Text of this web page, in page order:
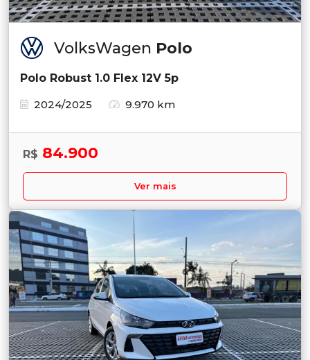
VolksWagen Polo
Polo Robust 1.0 Flex 12V 5p
2024/2025
9.970 km
R$ 84.900
Ver mais